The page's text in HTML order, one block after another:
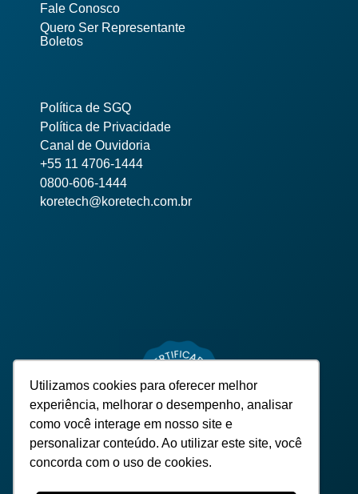
Utilizamos cookies para oferecer melhor
experiência, melhorar o desempenho, analisar
como você interage em nosso site e
personalizar conteúdo. Ao utilizar este site, você
concorda com o uso de cookies.
Fale Conosco
Quero Ser Representante
Boletos
Política de SGQ
Política de Privacidade
Canal de Ouvidoria
+55 11 4706-1444
0800-606-1444
koretech@koretech.com.br
TODOS OS DIREITOS RESERVADOS